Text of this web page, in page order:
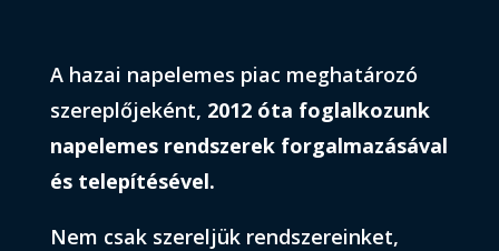
A hazai napelemes piac meghatározó
szereplőjeként, 2012 óta foglalkozunk
napelemes rendszerek forgalmazásával
és telepítésével.
Nem csak szereljük rendszereinket,